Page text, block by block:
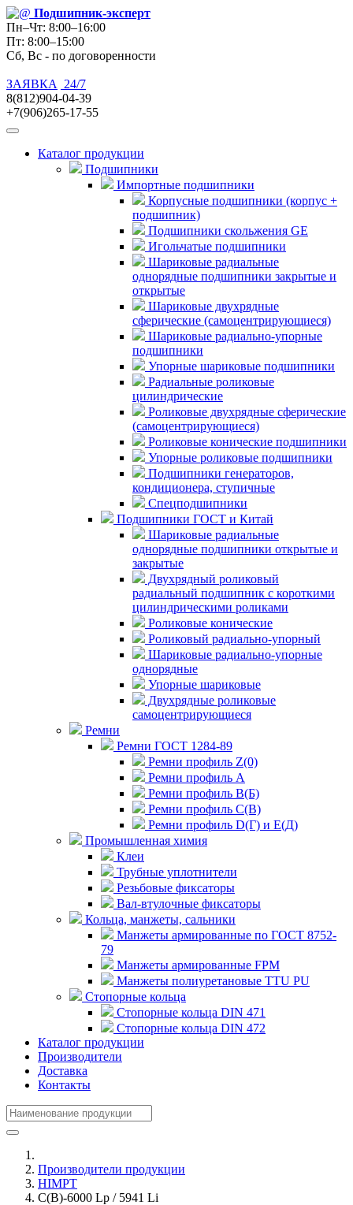
Подшипник-эксперт
Пн–Чт: 8:00–16:00
Пт: 8:00–15:00
Сб, Вс - по договоренности
ЗАЯВКА
24/7
8(812)904-04-39
+7(906)265-17-55
Каталог продукции
Подшипники
Импортные подшипники
Корпусные подшипники (корпус +
подшипник)
Подшипники скольжения GE
Игольчатые подшипники
Шариковые радиальные
однорядные подшипники закрытые и
открытые
Шариковые двухрядные
сферические (самоцентрирующиеся)
Шариковые радиально-упорные
подшипники
Упорные шариковые подшипники
Радиальные роликовые
цилиндрические
Роликовые двухрядные сферические
(самоцентрирующиеся)
Роликовые конические подшипники
Упорные роликовые подшипники
Подшипники генераторов,
кондиционера, ступичные
Спецподшипники
Подшипники ГОСТ и Китай
Шариковые радиальные
однорядные подшипники открытые и
закрытые
Двухрядный роликовый
радиальный подшипник с короткими
цилиндрическими роликами
Роликовые конические
Роликовый радиально-упорный
Шариковые радиально-упорные
однорядные
Упорные шариковые
Двухрядные роликовые
самоцентрирующиеся
Ремни
Ремни ГОСТ 1284-89
Ремни профиль Z(0)
Ремни профиль А
Ремни профиль В(Б)
Ремни профиль С(В)
Ремни профиль D(Г) и E(Д)
Промышленная химия
Клеи
Трубные уплотнители
Резьбовые фиксаторы
Вал-втулочные фиксаторы
Кольца, манжеты, сальники
Манжеты армированные по ГОСТ 8752-
79
Манжеты армированные FPM
Манжеты полиуретановые TTU PU
Стопорные кольца
Стопорные кольца DIN 471
Стопорные кольца DIN 472
Каталог продукции
Производители
Доставка
Контакты
Производители продукции
HIMPT
С(В)-6000 Lp / 5941 Li